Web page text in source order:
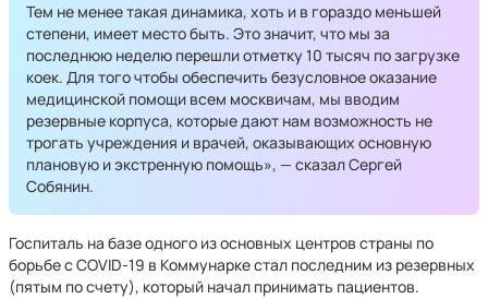
Тем не менее такая динамика, хоть и в гораздо меньшей
степени, имеет место быть. Это значит, что мы за
последнюю неделю перешли отметку 10 тысяч по загрузке
коек. Для того чтобы обеспечить безусловное оказание
медицинской помощи всем москвичам, мы вводим
резервные корпуса, которые дают нам возможность не
трогать учреждения и врачей, оказывающих основную
плановую и экстренную помощь», — сказал Сергей
Собянин.
Госпиталь на базе одного из основных центров страны по
борьбе с COVID-19 в Коммунарке стал последним из резервных
(пятым по счету), который начал принимать пациентов.